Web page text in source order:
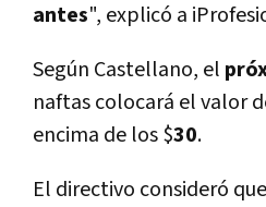
antes", explicó a
Según Castellano, el
naftas colocará el valor
encima de los $30.
El directivo consideró